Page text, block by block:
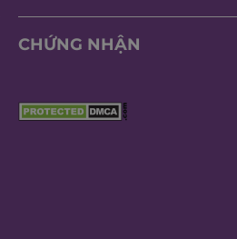
CHỨNG NHẬN